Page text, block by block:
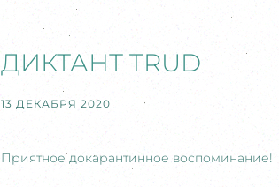
ДИКТАНТ TRUD
13 ДЕКАБРЯ 2020
Приятное докарантинное воспоминание!